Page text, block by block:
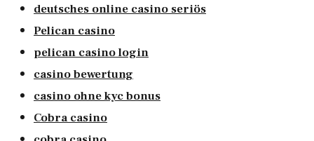
deutsches online casino seriös
Pelican casino
pelican casino login
casino bewertung
casino ohne kyc bonus
Cobra casino